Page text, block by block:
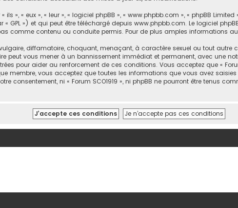
», « eux », « leur », « logiciel phpBB », « www.phpbb.com », « phpBB
GPL ») et qui peut être téléchargé depuis www.phpbb.com. Le logiciel
comme contenu ou conduite permis. Pour de plus amples informations au
diffamatoire, choquant, menaçant, à caractère sexuel ou tout autre
peut vous mener à un bannissement immédiat et permanent, avec une
pour aider au renforcement de ces conditions. Vous acceptez que «
membre, vous acceptez que toutes les informations que vous avez
consentement, ni « Forum SCO1919 », ni phpBB ne pourront être tenus